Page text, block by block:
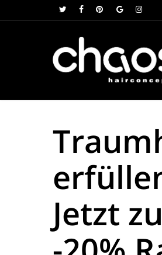
to
twitterfacebookpinterestgoogle-
Jetzt